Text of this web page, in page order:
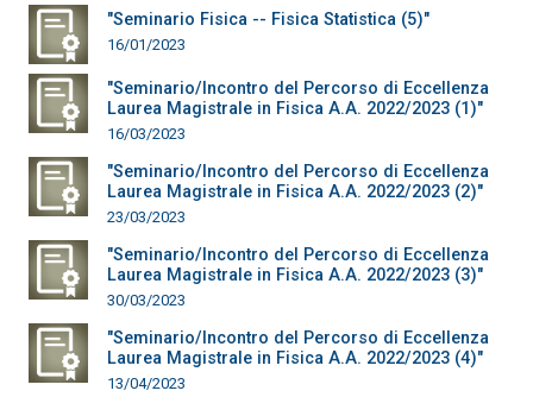
"Seminario Fisica -- Fisica Statistica (5)"
16/01/2023
"Seminario/Incontro del Percorso di Eccellenza
Laurea Magistrale in Fisica A.A. 2022/2023 (1)"
16/03/2023
"Seminario/Incontro del Percorso di Eccellenza
Laurea Magistrale in Fisica A.A. 2022/2023 (2)"
23/03/2023
"Seminario/Incontro del Percorso di Eccellenza
Laurea Magistrale in Fisica A.A. 2022/2023 (3)"
30/03/2023
"Seminario/Incontro del Percorso di Eccellenza
Laurea Magistrale in Fisica A.A. 2022/2023 (4)"
13/04/2023